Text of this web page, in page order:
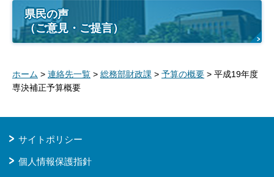
県民の声
（ご意見・ご提言）
ホーム > 連絡先一覧 > 総務部財政課 > 予算の概要 > 平成19年度
専決補正予算概要
サイトポリシー
個人情報保護指針